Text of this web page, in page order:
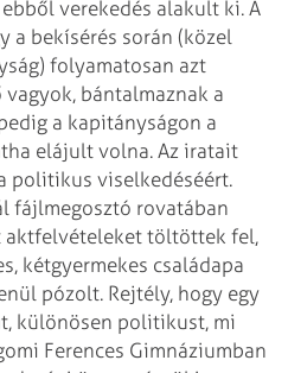
verekedés alakult ki. A
a bekísérés során (közel
folyamatosan azt
bántalmaznak a
a kapitányságon a
elájult volna. Az iratait
politikus viselkedéséért.
fájlmegosztó rovatában
aktfelvételeket töltöttek fel,
kétgyermekes családapa
pózolt. Rejtély, hogy egy
különösen politikust, mi
Ferences Gimnáziumban